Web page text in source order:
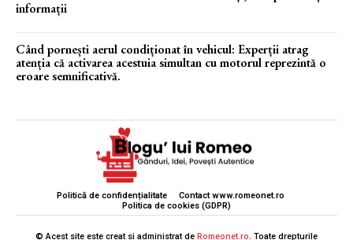
informații
Când pornești aerul condiționat în vehicul: Experții atrag
atenția că activarea acestuia simultan cu motorul reprezintă o
eroare semnificativă.
Politică de confidențialitate
Contact www.romeonet.ro
Politica de cookies (GDPR)
© Acest site este creat si administrat de Romeonet.ro. Toate drepturile